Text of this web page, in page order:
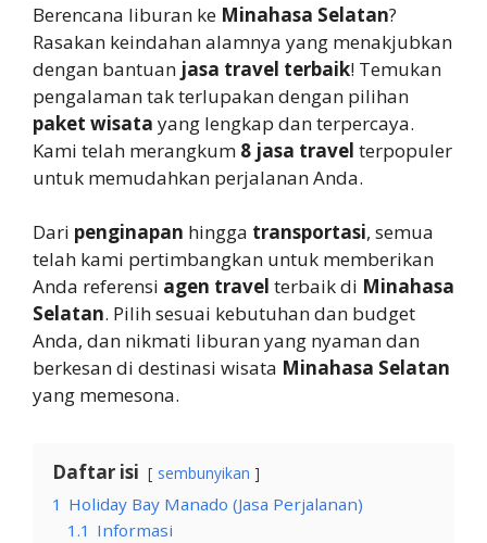
Berencana liburan ke Minahasa Selatan?
Rasakan keindahan alamnya yang menakjubkan
dengan bantuan jasa travel terbaik! Temukan
pengalaman tak terlupakan dengan pilihan
paket wisata yang lengkap dan terpercaya.
Kami telah merangkum 8 jasa travel terpopuler
untuk memudahkan perjalanan Anda.
Dari penginapan hingga transportasi, semua
telah kami pertimbangkan untuk memberikan
Anda referensi agen travel terbaik di Minahasa
Selatan. Pilih sesuai kebutuhan dan budget
Anda, dan nikmati liburan yang nyaman dan
berkesan di destinasi wisata Minahasa Selatan
yang memesona.
Daftar isi sembunyikan
1 Holiday Bay Manado (Jasa Perjalanan)
1.1 Informasi